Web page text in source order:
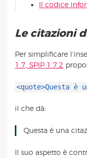
Il codice
Le citazioni
Per simplificare
1.7, SPIP 1.7.2
<quote>Questa è
il che dà:
Questa è una
Il suo aspetto è